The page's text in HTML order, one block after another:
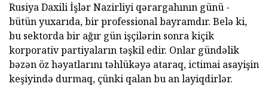
Rusiya Daxili İşlər Nazirliyi qərargahının günü -
bütün yuxarıda, bir professional bayramdır. Belə ki,
bu sektorda bir ağır gün işçilərin sonra kiçik
korporativ partiyaların təşkil edir. Onlar gündəlik
bəzən öz həyatlarını təhlükəyə ataraq, ictimai asayişin
keşiyində durmaq, çünki qalan bu an layiqdirlər.